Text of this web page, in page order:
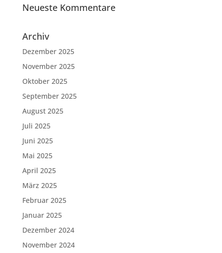
Neueste Kommentare
Archiv
Dezember 2025
November 2025
Oktober 2025
September 2025
August 2025
Juli 2025
Juni 2025
Mai 2025
April 2025
März 2025
Februar 2025
Januar 2025
Dezember 2024
November 2024